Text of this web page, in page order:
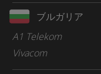
ブルガリア
A1 Telekom
Vivacom